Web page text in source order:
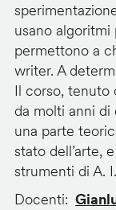
usano
permettono a
writer. A
Il corso, tenuto
da molti anni di
una parte
stato dell’arte,
strumenti di A.
Docenti